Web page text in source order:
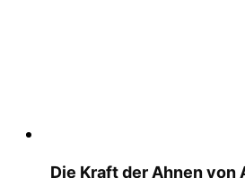
Die Kraft der Ahnen von